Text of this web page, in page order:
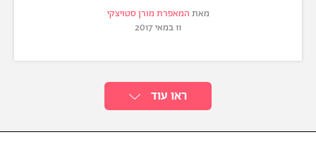
מאת המאפרת מורן סטויצקי
11 במאי 2017
ראו עוד